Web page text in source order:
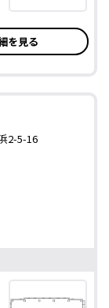
を見る
2-5-16